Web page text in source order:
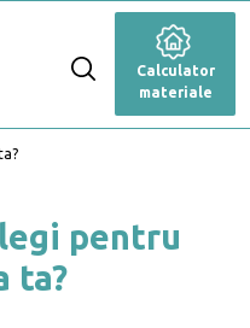
Calculator
materiale
pentru
ta?